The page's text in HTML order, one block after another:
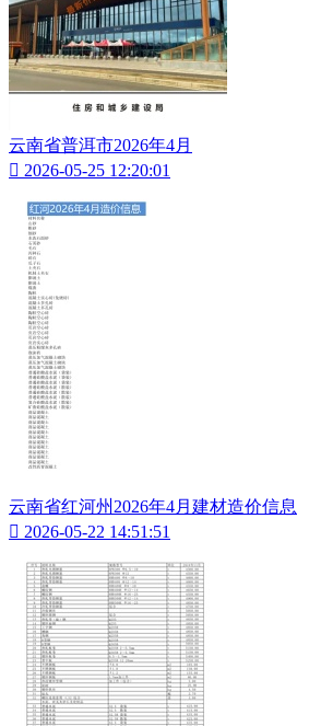
云南省普洱市2026年4月
 2026-05-25 12:20:01
云南省红河州2026年4月建材造价信息
 2026-05-22 14:51:51